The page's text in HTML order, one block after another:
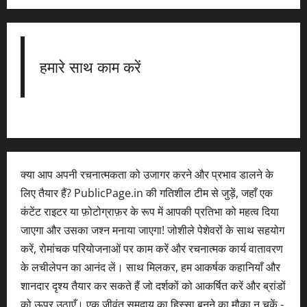
हमारे साथ काम करें
क्या आप अपनी रचनात्मकता को उजागर करने और प्रभाव डालने के
लिए तैयार हैं? PublicPage.in की गतिशील टीम से जुड़ें, जहाँ एक
कंटेंट राइटर या फ़ोटोग्राफ़र के रूप में आपकी प्रतिभा को महत्व दिया
जाएगा और उसका जश्न मनाया जाएगा! जोशीले पेशेवरों के साथ सहयोग
करें, रोमांचक परियोजनाओं पर काम करें और रचनात्मक कार्य वातावरण
के लचीलेपन का आनंद लें। साथ मिलकर, हम आकर्षक कहानियाँ और
शानदार दृश्य तैयार कर सकते हैं जो दर्शकों को आकर्षित करें और ब्रांडों